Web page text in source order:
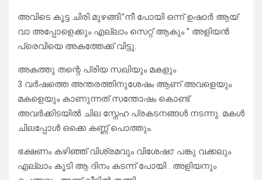
അവിടെ കൂട്ട ചിരി മുഴങ്ങി.”നീ പോയി ഒന്ന് ഉഷാർ ആയ്
വാ അപ്പോളെക്കും എല്ലാം സെറ്റ് ആകും ” അളിയൻ
പ്രെവിയെ അകത്തേക്ക് വിട്ടു.
അകത്തു തന്റെ പ്രിയ സഖിയും മകളും
3 വർഷത്തെ അന്തരത്തിനുശേഷം ആണ് അവളെയും
മകളെയും കാണുന്നത് സന്തോഷം കൊണ്ട്
അവർക്കിടയിൽ ചില സ്നേഹ പ്രകടനങ്ങൾ നടന്നു. മകൾ
ചിലപ്പോൾ ഒക്കെ കണ്ണ് പൊത്തും.
ഭക്ഷണം കഴിഞ്ഞ് വിശ്രമവും വിശേഷ൦ പങ്കു വക്കലും
എല്ലാം കൂടി ആ ദിനം കടന്ന് പോയി . അളിയനും